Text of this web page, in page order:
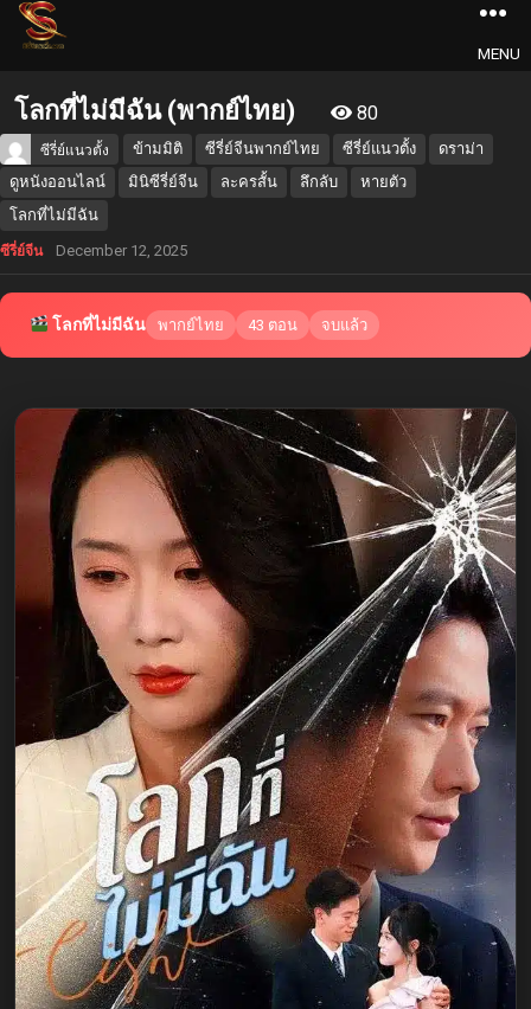
MENU
โลกที่ไม่มีฉัน (พากย์ไทย) 80
ซีรี่ย์แนวตั้ง ข้ามมิติ ซีรี่ย์จีนพากย์ไทย ซีรี่ย์แนวตั้ง
ดราม่า
ดูหนังออนไลน์
มินิซีรี่ย์จีน ละครสั้น ลึกลับ
หายตัว
โลกที่ไม่มีฉัน
ซีรี่ย์จีน December 12, 2025
โลกที่ไม่มีฉัน พากย์ไทย 43 ตอน จบแล้ว